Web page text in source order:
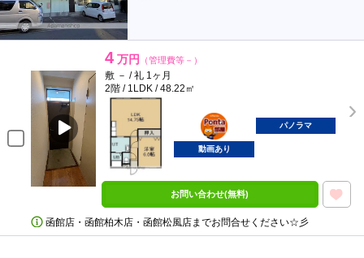
4 万円 （管理費等－）
敷 － / 礼 1ヶ月
2階 / 1LDK / 48.22㎡
ポンタ
部屋
パノラマ
動画あり
お問い合わせ(無料)
函館店・函館柏木店・函館松風店までお問合せください☆彡